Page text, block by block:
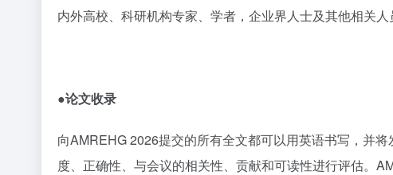
内外高校、科研机构专家、学者，企业界人士及其他相关人
●论文收录
向AMREHG 2026提交的所有全文都可以用英语书写，并
度、正确性、与会议的相关性、贡献和可读性进行评估。